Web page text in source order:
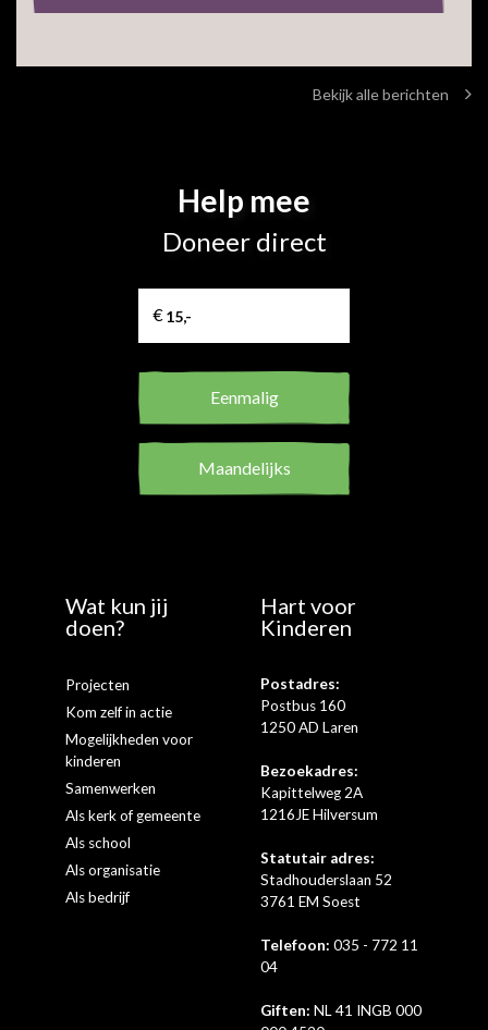
Bekijk alle berichten
Help mee
Doneer direct
Eenmalig
Maandelijks
Wat kun jij
doen?
Projecten
Kom zelf in actie
Mogelijkheden voor
kinderen
Samenwerken
Als kerk of gemeente
Als school
Als organisatie
Als bedrijf
Hart voor
Kinderen
Postadres:
Postbus 160
1250 AD Laren
Bezoekadres:
Kapittelweg 2A
1216JE Hilversum
Statutair adres:
Stadhouderslaan 52
3761 EM Soest
Telefoon: 035 - 772 11
04
Giften: NL 41 INGB 000